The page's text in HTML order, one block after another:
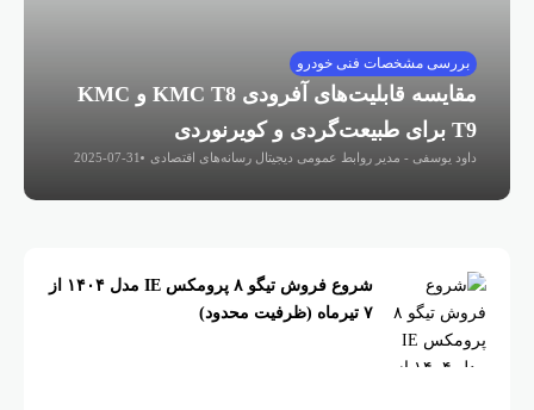
بررسی مشخصات فنی خودرو
مقایسه قابلیت‌های آفرودی KMC T8 و KMC
T9 برای طبیعت‌گردی و کویرنوردی
داود یوسفی - مدیر روابط عمومی دیجیتال رسانه‌های اقتصادی 2025-07-31
شروع فروش تیگو ۸ پرومکس IE مدل ۱۴۰۴ از
۷ تیرماه (ظرفیت محدود)